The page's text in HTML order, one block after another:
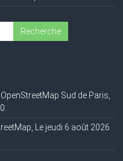
Sud de Paris,
Le jeudi 6 août 2026